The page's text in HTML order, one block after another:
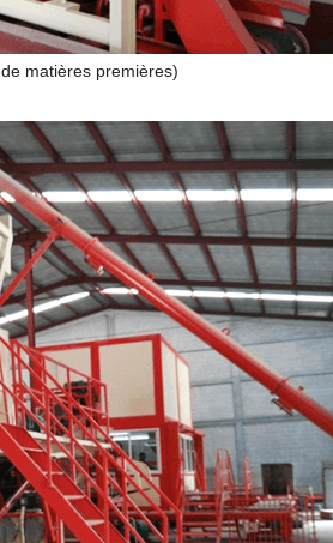
matières premières)